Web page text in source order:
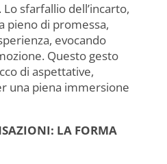
sfarfallio dell’incarto,
pieno di promessa,
evocando
Questo gesto
di aspettative,
una piena immersione
LA FORMA